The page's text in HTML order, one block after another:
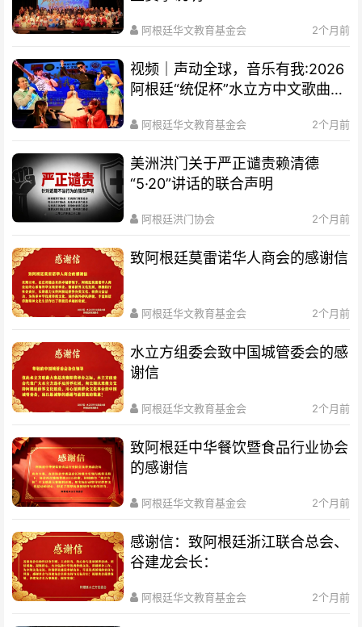
阿根廷华文教育基金会 2个月前
视频｜声动全球，音乐有我:2026
阿根廷“统促杯”水立方中文歌曲大
阿根廷华文教育基金会 2个月前
美洲洪门关于严正谴责赖清德
“5·20”讲话的联合声明
阿根廷洪门协会 2个月前
致阿根廷莫雷诺华人商会的感谢信
阿根廷华文教育基金会 2个月前
水立方组委会致中国城管委会的感
谢信
阿根廷华文教育基金会 2个月前
致阿根廷中华餐饮暨食品行业协会
的感谢信
阿根廷华文教育基金会 2个月前
感谢信：致阿根廷浙江联合总会、
谷建龙会长：
阿根廷华文教育基金会 2个月前